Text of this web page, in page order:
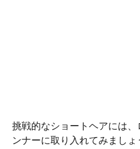
挑戦的なショートヘアには
ンナーに取り入れてみまし